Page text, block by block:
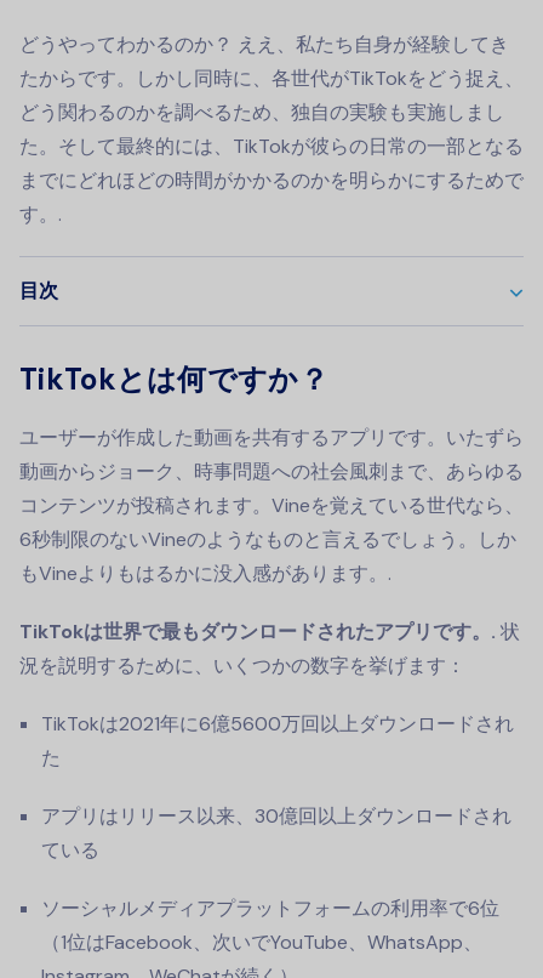
どうやってわかるのか？ ええ、私たち自身が経験してき
たからです。しかし同時に、各世代がTikTokをどう捉え、
どう関わるのかを調べるため、独自の実験も実施しまし
た。そして最終的には、TikTokが彼らの日常の一部となる
までにどれほどの時間がかかるのかを明らかにするためで
す。.
目次
TikTokとは何ですか？
ユーザーが作成した動画を共有するアプリです。いたずら
動画からジョーク、時事問題への社会風刺まで、あらゆる
コンテンツが投稿されます。Vineを覚えている世代なら、
6秒制限のないVineのようなものと言えるでしょう。しか
もVineよりもはるかに没入感があります。.
TikTokは世界で最もダウンロードされたアプリです。. 状
況を説明するために、いくつかの数字を挙げます：
TikTokは2021年に6億5600万回以上ダウンロードされ
た
アプリはリリース以来、30億回以上ダウンロードされ
ている
ソーシャルメディアプラットフォームの利用率で6位
（1位はFacebook、次いでYouTube、WhatsApp、